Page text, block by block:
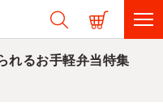
れるお手軽弁当特集